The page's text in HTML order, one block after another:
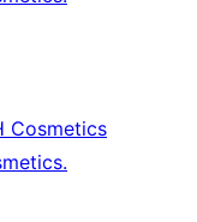
Cosmetics